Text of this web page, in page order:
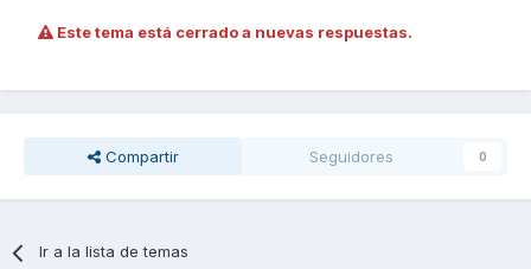
Este tema está cerrado a nuevas respuestas.
Compartir Seguidores 0
Ir a la lista de temas